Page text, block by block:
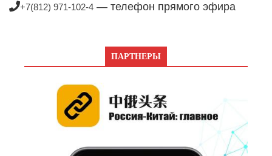
+7(812) 971-102-4 — телефон прямого эфира
ПАРТНЕРЫ